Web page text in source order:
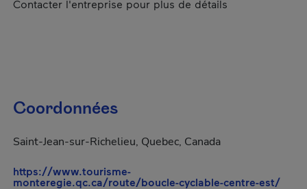
Contacter l'entreprise pour plus de détails
Coordonnées
Saint-Jean-sur-Richelieu, Quebec, Canada
https://www.tourisme-
monteregie.qc.ca/route/boucle-cyclable-centre-est/-